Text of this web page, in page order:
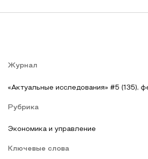
Журнал
«Актуальные исследования» #5 (135),
Рубрика
Экономика и управление
Ключевые слова